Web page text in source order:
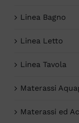
Linea Bagno
Linea Letto
Linea Tavola
Materassi
Materassi ed